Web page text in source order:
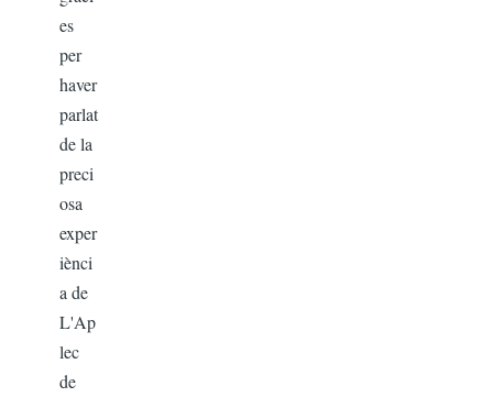
es
per
haver
parlat
de la
preci
osa
exper
iènci
a de
L'Ap
lec
de